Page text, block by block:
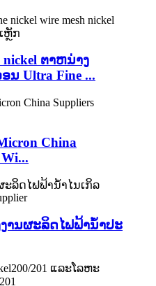
ຕາຫນ່າງ
ນ Ultra Fine ...
China
ານຜະລິດໄຟຟ້ານ້ຳປະ